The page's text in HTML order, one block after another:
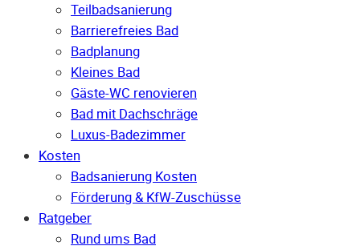
Teilbadsanierung
Barrierefreies Bad
Badplanung
Kleines Bad
Gäste-WC renovieren
Bad mit Dachschräge
Luxus-Badezimmer
Kosten
Badsanierung Kosten
Förderung & KfW-Zuschüsse
Ratgeber
Rund ums Bad